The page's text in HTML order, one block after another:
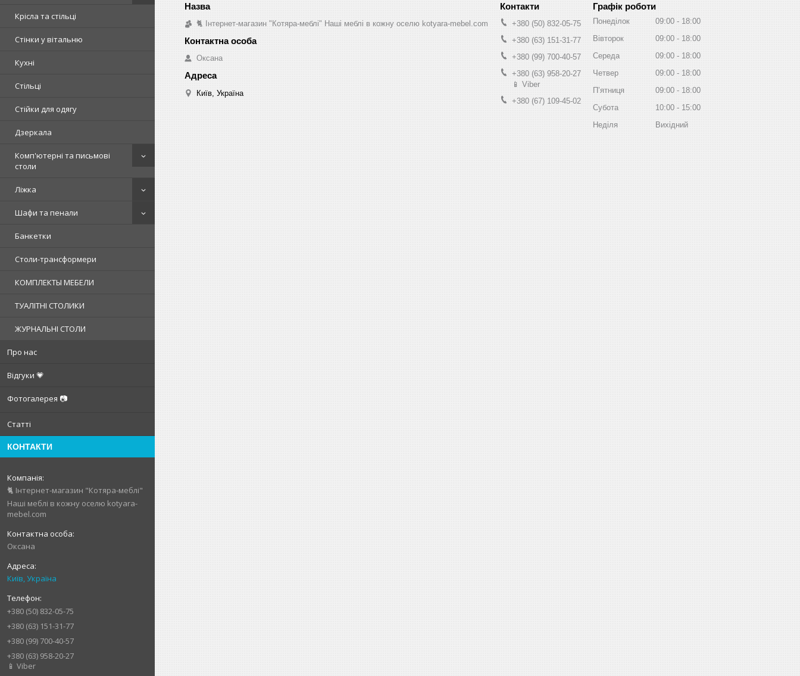
Крісла та стільці
Стінки у вітальню
Кухні
Стільці
Стійки для одягу
Дзеркала
Комп'ютерні та письмові
столи
Ліжка
Шафи та пенали
Банкетки
Столи-трансформери
КОМПЛЕКТЫ МЕБЕЛИ
ТУАЛІТНІ СТОЛИКИ
ЖУРНАЛЬНІ СТОЛИ
Про нас
Відгуки 💗
Фотогалерея 📷
Статті
КОНТАКТИ
🐈 Інтернет-магазин "Котяра-меблі"
Наші меблі в кожну оселю kotyara-
mebel.com
Оксана
Київ, Україна
+380 (50) 832-05-75
+380 (63) 151-31-77
+380 (99) 700-40-57
+380 (63) 958-20-27
📱 Viber
🐈 Інтернет-магазин "Котяра-меблі" Наші меблі в кожну оселю kotyara-mebel.com
Оксана
Київ, Україна
+380 (50) 832-05-75
+380 (63) 151-31-77
+380 (99) 700-40-57
+380 (63) 958-20-27
📱 Viber
+380 (67) 109-45-02
Графік роботи
Понеділок 09:00
18:00
Вівторок
09:00
18:00
Середа
09:00
18:00
Четвер
09:00
18:00
Пʼятниця
09:00
18:00
Субота
10:00
15:00
Неділя
Вихідний